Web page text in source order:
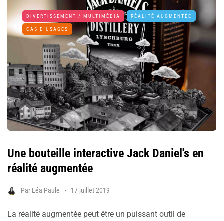
DIVERTISSEMENT / MULTIMÉDIA RÉALITÉ AUGMENTÉE
CAS D'USAGES
Une bouteille interactive Jack Daniel's en
réalité augmentée
Par Léa Paule 17 juillet 2019
La réalité augmentée peut être un puissant outil de